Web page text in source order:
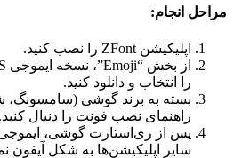
مراحل انجام:
اپلیکیشن ZFont را نصب کنید.
را انتخاب و دانلود کنید.
بسته به برند گوشی (سامسونگ،
راهنمای نصب فونت را دنبال کنید.
پس از ری‌استارت گوشی،
سایر اپلیکیشن‌ها به شکل آیفون